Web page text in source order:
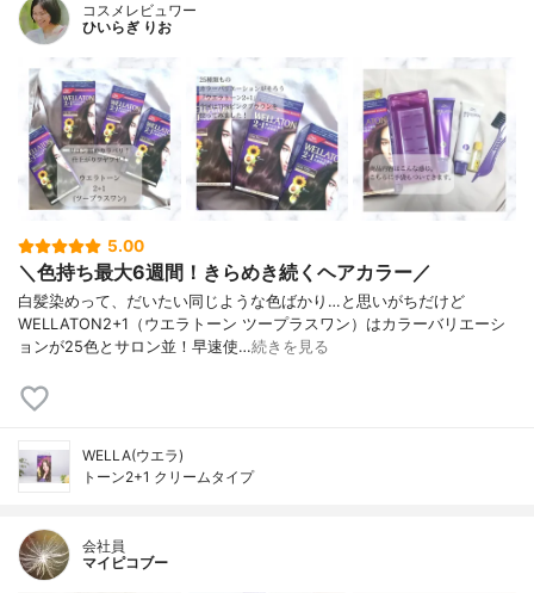
コスメレビュワー
ひいらぎ りお
5.00
＼色持ち最大6週間！きらめき続くヘアカラー／
白髪染めって、だいたい同じような色ばかり…と思いがちだけど
WELLATON2+1（ウエラトーン ツープラスワン）はカラーバリエーシ
ョンが25色とサロン並！早速使…続きを見る
WELLA(ウエラ)
トーン2+1 クリームタイプ
会社員
マイピコブー